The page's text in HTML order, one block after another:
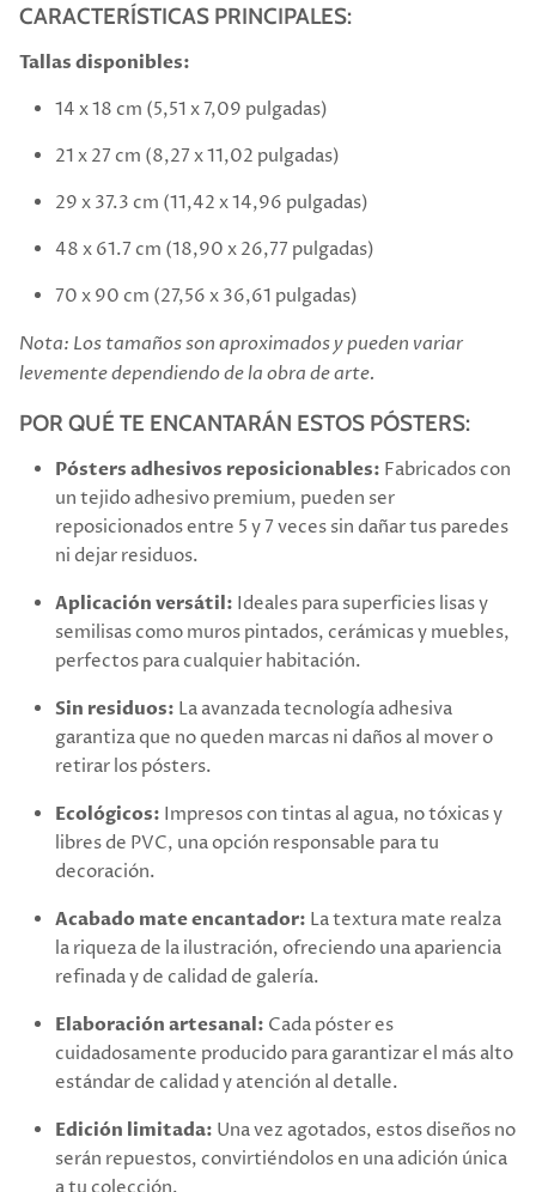
CARACTERÍSTICAS PRINCIPALES:
Tallas disponibles:
14 x 18 cm (5,51 x 7,09 pulgadas)
21 x 27 cm (8,27 x 11,02 pulgadas)
29 x 37.3 cm (11,42 x 14,96 pulgadas)
48 x 61.7 cm (18,90 x 26,77 pulgadas)
70 x 90 cm (27,56 x 36,61 pulgadas)
Nota: Los tamaños son aproximados y pueden variar
levemente dependiendo de la obra de arte.
POR QUÉ TE ENCANTARÁN ESTOS PÓSTERS:
Pósters adhesivos reposicionables: Fabricados con
un tejido adhesivo premium, pueden ser
reposicionados entre 5 y 7 veces sin dañar tus paredes
ni dejar residuos.
Aplicación versátil: Ideales para superficies lisas y
semilisas como muros pintados, cerámicas y muebles,
perfectos para cualquier habitación.
Sin residuos: La avanzada tecnología adhesiva
garantiza que no queden marcas ni daños al mover o
retirar los pósters.
Ecológicos: Impresos con tintas al agua, no tóxicas y
libres de PVC, una opción responsable para tu
decoración.
Acabado mate encantador: La textura mate realza
la riqueza de la ilustración, ofreciendo una apariencia
refinada y de calidad de galería.
Elaboración artesanal: Cada póster es
cuidadosamente producido para garantizar el más alto
estándar de calidad y atención al detalle.
Edición limitada: Una vez agotados, estos diseños no
serán repuestos, convirtiéndolos en una adición única